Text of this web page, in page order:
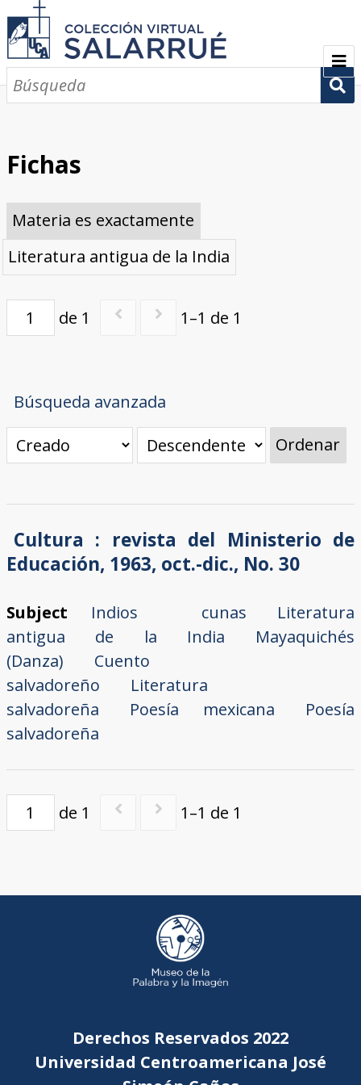
PRESENTACIÓN
COLECCIONES
Escritos sobre Salarrué
Periódicos de los siglos XlX y XX
Revistas de los siglos XIX y XX
Boletines de los siglos XIX y XX
GALERÍA
CONTACTOS
Fichas
Materia es exactamente
Literatura antigua de la India
de 1 1–1 de 1
Búsqueda avanzada
Ordenar
Cultura : revista del Ministerio de
Educación, 1963, oct.-dic., No. 30
Subject Indios cunas
Literatura
antigua de la India
Mayaquichés
(Danza)
Cuento
salvadoreño
Literatura
salvadoreña
Poesía mexicana
Poesía
salvadoreña
de 1 1–1 de 1
Derechos Reservados 2022
Universidad Centroamericana José